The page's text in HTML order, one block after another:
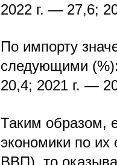
2022 г. — 27,6;
По импорту
следующими
20,4; 2021 г. —
Таким образом,
экономики по их
ВВП), то